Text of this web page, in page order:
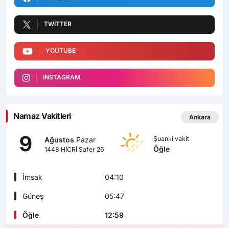
TWITTER
YOUTUBE
INSTAGRAM
Namaz Vakitleri Ankara
9 Ağustos Pazar
1448 HİCRİ Safer 26
Şuanki vakit
Öğle
İmsak 04:10
Güneş 05:47
Öğle 12:59